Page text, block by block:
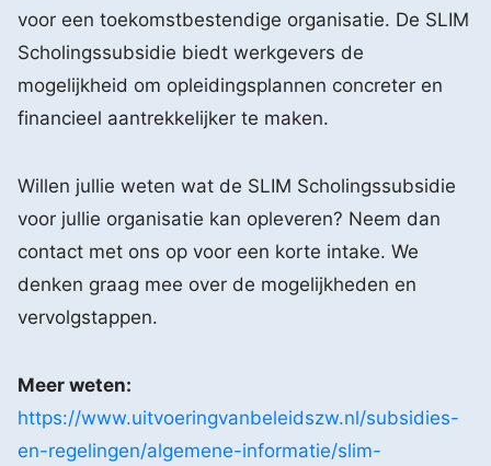
voor een toekomstbestendige organisatie. De SLIM
Scholingssubsidie biedt werkgevers de
mogelijkheid om opleidingsplannen concreter en
financieel aantrekkelijker te maken.
Willen jullie weten wat de SLIM Scholingssubsidie
voor jullie organisatie kan opleveren? Neem dan
contact met ons op voor een korte intake. We
denken graag mee over de mogelijkheden en
vervolgstappen.
Meer weten:
https://www.uitvoeringvanbeleidszw.nl/subsidies-
en-regelingen/algemene-informatie/slim-